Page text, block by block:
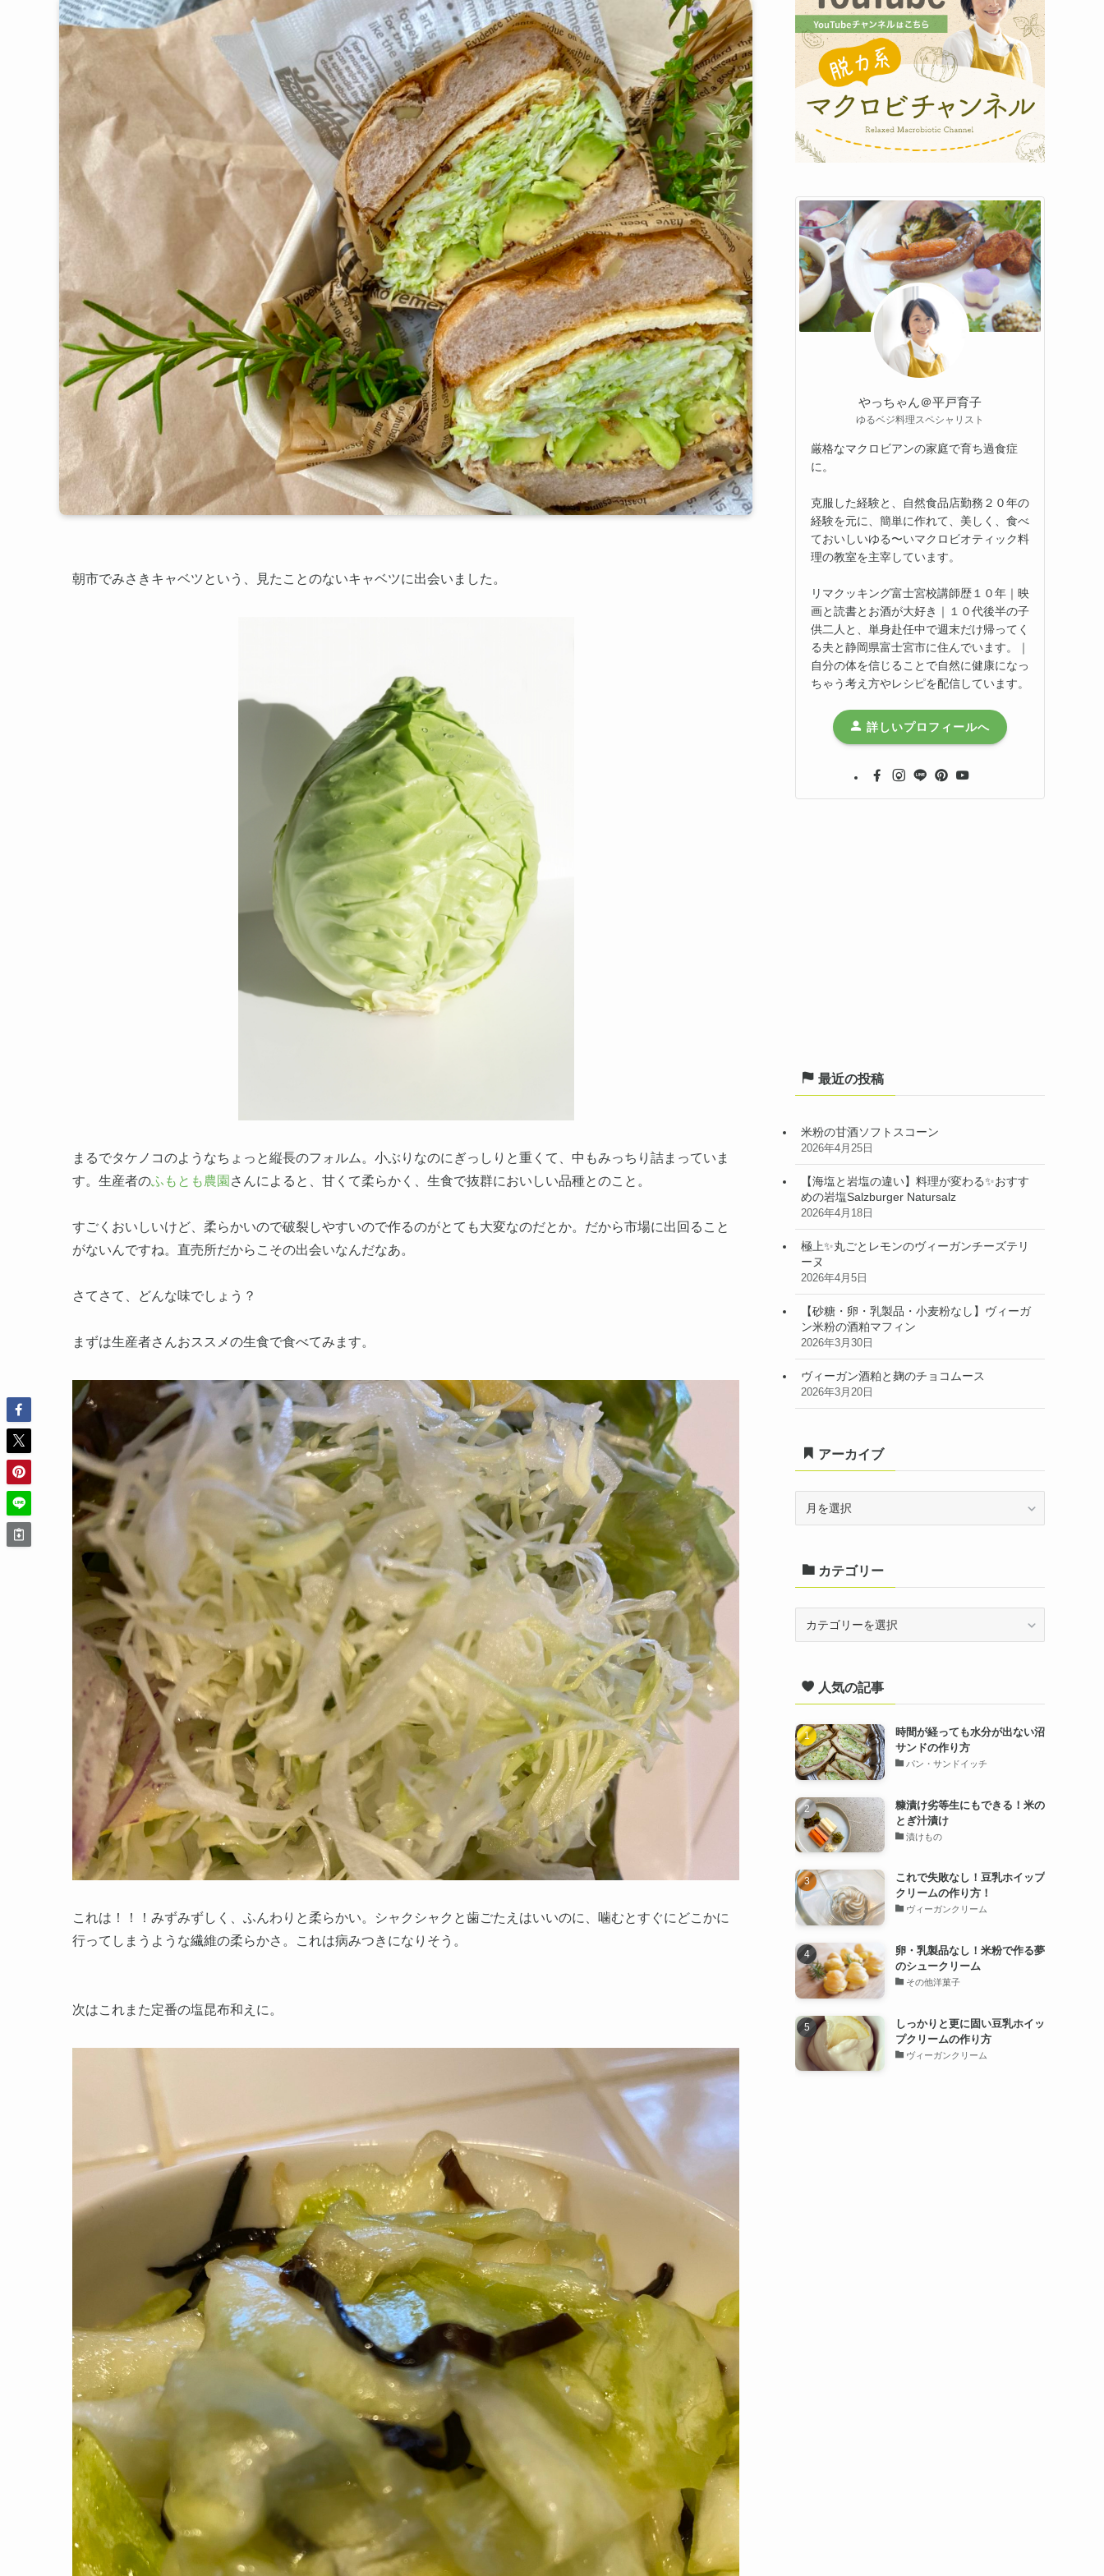
朝市でみさきキャベツという、見たことのないキャベツに出会いました。
まるでタケノコのようなちょっと縦長のフォルム。小ぶりなのにぎっしりと重くて、中もみっちり詰まっていま
す。生産者のふもとも農園 さんによると、甘くて柔らかく、生食で抜群においしい品種とのこと。
すごくおいしいけど、柔らかいので破裂しやすいので作るのがとても大変なのだとか。だから市場に出回ること
がないんですね。直売所だからこその出会いなんだなあ。
さてさて、どんな味でしょう？
まずは生産者さんおススメの生食で食べてみます。
これは！！！みずみずしく、ふんわりと柔らかい。シャクシャクと歯ごたえはいいのに、噛むとすぐにどこかに
行ってしまうような繊維の柔らかさ。これは病みつきになりそう。
次はこれまた定番の塩昆布和えに。
やっちゃん＠平戸育子
ゆるベジ料理スペシャリスト
厳格なマクロビアンの家庭で育ち過食症
に。
克服した経験と、自然食品店勤務２０年の
経験を元に、簡単に作れて、美しく、食べ
ておいしいゆる〜いマクロビオティック料
理の教室を主宰しています。
リマクッキング富士宮校講師歴１０年｜映
画と読書とお酒が大好き｜１０代後半の子
供二人と、単身赴任中で週末だけ帰ってく
る夫と静岡県富士宮市に住んでいます。｜
自分の体を信じることで自然に健康になっ
ちゃう考え方やレシピを配信しています。
詳しいプロフィールへ
最近の投稿
米粉の甘酒ソフトスコーン
2026年4月25日
【海塩と岩塩の違い】料理が変わる✨おすす
めの岩塩Salzburger Natursalz
2026年4月18日
極上✨丸ごとレモンのヴィーガンチーズテリ
ーヌ
2026年4月5日
【砂糖・卵・乳製品・小麦粉なし】ヴィーガ
ン米粉の酒粕マフィン
2026年3月30日
ヴィーガン酒粕と麹のチョコムース
2026年3月20日
アーカイブ
ブ
カテゴリー
リ
ー
人気の記事
時間が経っても水分が出ない沼
サンドの作り方
パン・サンドイッチ
糠漬け劣等生にもできる！米の
とぎ汁漬け
漬けもの
これで失敗なし！豆乳ホイップ
クリームの作り方！
ヴィーガンクリーム
卵・乳製品なし！米粉で作る夢
のシュークリーム
その他洋菓子
しっかりと更に固い豆乳ホイッ
プクリームの作り方
ヴィーガンクリーム